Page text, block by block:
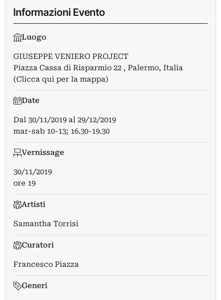
Informazioni Evento
Luogo
GIUSEPPE VENIERO PROJECT
Piazza Cassa di Risparmio 22 , Palermo, Italia
(Clicca qui per la mappa)
Date
Dal 30/11/2019 al 29/12/2019
mar-sab 10-13; 16.30-19.30
Vernissage
30/11/2019
ore 19
Artisti
Samantha Torrisi
Curatori
Francesco Piazza
Generi